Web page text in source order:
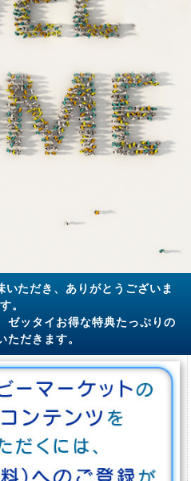
ただき、ありがとうございま
す。
ゼッタイお得な特典たっぷりの
だきます。